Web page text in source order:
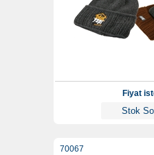
Fiyat
Stok
70067